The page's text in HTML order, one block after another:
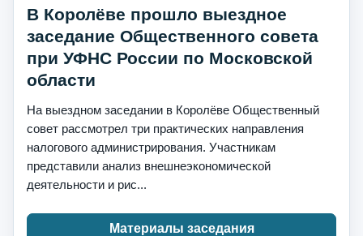
В Королёве прошло выездное
заседание Общественного совета
при УФНС России по Московской
области
На выездном заседании в Королёве Общественный
совет рассмотрел три практических направления
налогового администрирования. Участникам
представили анализ внешнеэкономической
деятельности и рис...
Материалы заседания